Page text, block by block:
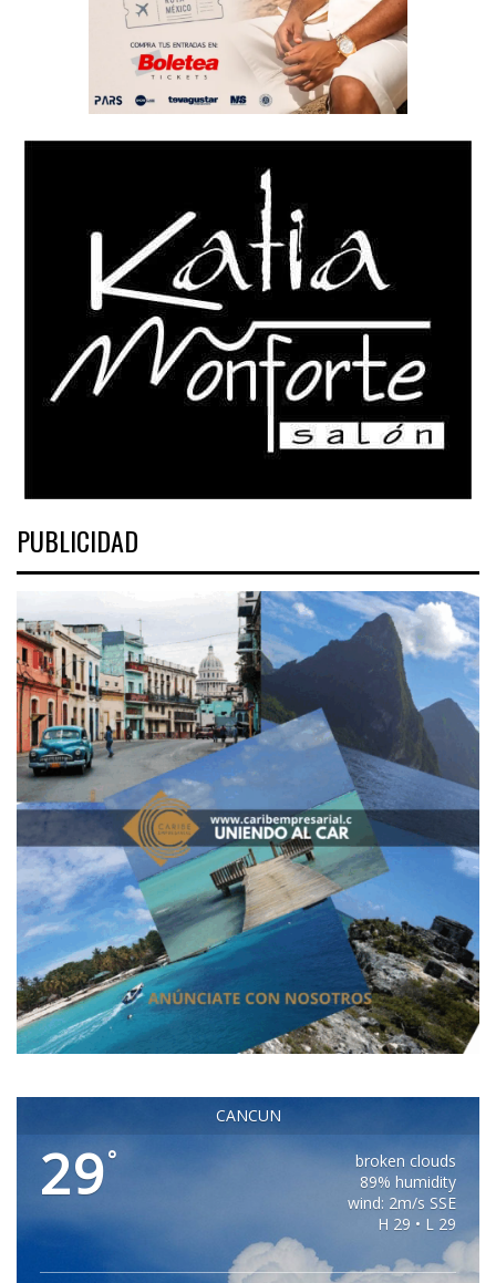
PUBLICIDAD
CANCUN
29°
broken clouds
89% humidity
wind: 2m/s SSE
H 29 • L 29